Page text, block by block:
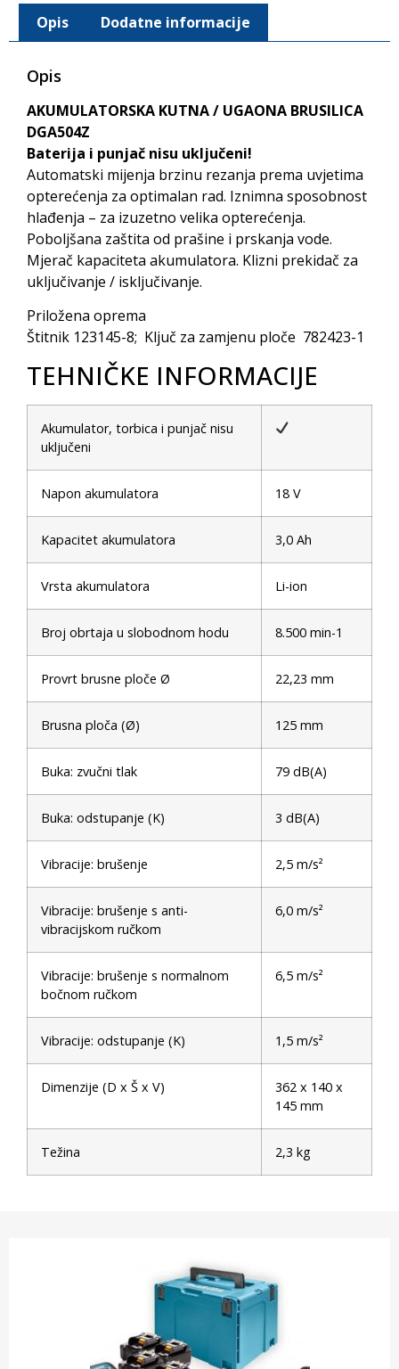
Opis Dodatne informacije
Opis
AKUMULATORSKA KUTNA / UGAONA BRUSILICA
DGA504Z
Baterija i punjač nisu uključeni!
Automatski mijenja brzinu rezanja prema uvjetima
opterećenja za optimalan rad. Iznimna sposobnost
hlađenja – za izuzetno velika opterećenja.
Poboljšana zaštita od prašine i prskanja vode.
Mjerač kapaciteta akumulatora. Klizni prekidač za
uključivanje / isključivanje.
Priložena oprema
Štitnik 123145-8; Ključ za zamjenu ploče 782423-1
TEHNIČKE INFORMACIJE
Akumulator, torbica i punjač nisu
uključeni
Napon akumulatora 18 V
Kapacitet akumulatora 3,0 Ah
Vrsta akumulatora Li-ion
Broj obrtaja u slobodnom hodu 8.500 min-1
Provrt brusne ploče Ø 22,23 mm
Brusna ploča (Ø) 125 mm
Buka: zvučni tlak 79 dB(A)
Buka: odstupanje (K) 3 dB(A)
Vibracije: brušenje 2,5 m/s²
Vibracije: brušenje s anti-
vibracijskom ručkom
6,0 m/s²
Vibracije: brušenje s normalnom
bočnom ručkom
6,5 m/s²
Vibracije: odstupanje (K) 1,5 m/s²
Dimenzije (D x Š x V)
362 x 140 x
145 mm
Težina 2,3 kg